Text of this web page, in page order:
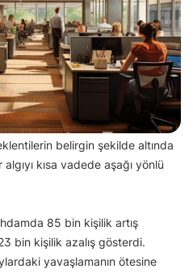
belirgin şekilde altında
kısa vadede aşağı yönlü
85 bin kişilik artış
bin kişilik azalış gösterdi.
yavaşlamanın ötesine